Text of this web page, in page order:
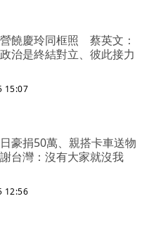
饒慶玲同框照 蔡英文：
治是終結對立、彼此接力
15:07
豪捐50萬、親搭卡車送物
台灣：沒有大家就沒我
12:56